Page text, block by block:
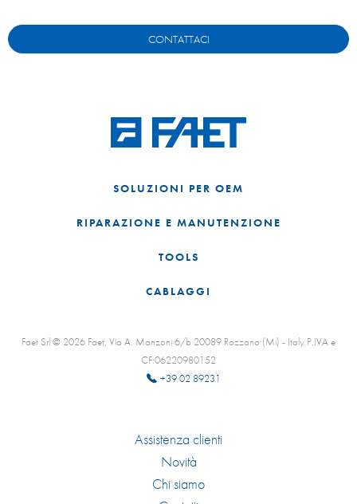
CONTATTACI
SOLUZIONI PER OEM
RIPARAZIONE E MANUTENZIONE
TOOLS
CABLAGGI
Faet Srl © 2026 Faet, Via A. Manzoni 6/b 20089 Rozzano (Mi) - Italy P.IVA e
CF:06220980152
+39 02 89231
Assistenza clienti
Novità
Chi siamo